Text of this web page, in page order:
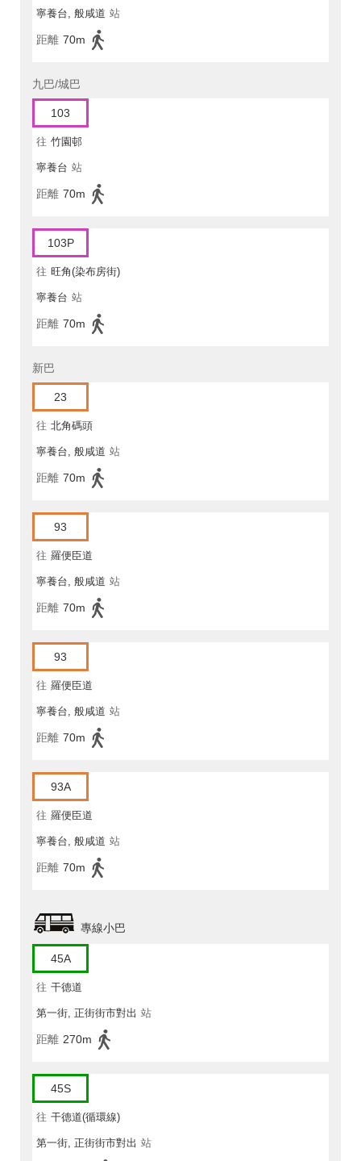
寧養台, 般咸道 站
距離 70m
九巴/城巴
103
往 竹園邨
寧養台 站
距離 70m
103P
往 旺角(染布房街)
寧養台 站
距離 70m
新巴
23
往 北角碼頭
寧養台, 般咸道 站
距離 70m
93
往 羅便臣道
寧養台, 般咸道 站
距離 70m
93
往 羅便臣道
寧養台, 般咸道 站
距離 70m
93A
往 羅便臣道
寧養台, 般咸道 站
距離 70m
專線小巴
45A
往 干德道
第一街, 正街街市對出 站
距離 270m
45S
往 干德道(循環線)
第一街, 正街街市對出 站